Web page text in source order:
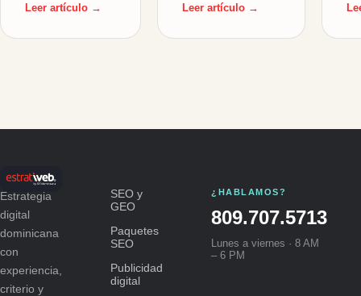
Leer artículo → Leer artículo →
Estrategia
digital
dominicana
con
experiencia,
criterio y
SEO y
GEO
Paquetes
SEO
Publicidad
digital
¿HABLAMOS?
809.707.5713
Lunes a viernes · 8 AM
– 6 PM